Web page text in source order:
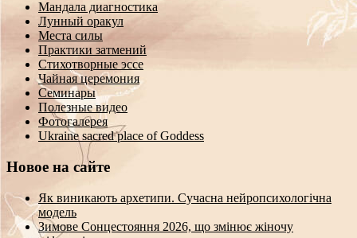
Мандала диагностика
Лунный оракул
Места силы
Практики затмений
Стихотворные эссе
Чайная церемония
Семинары
Полезные видео
Фотогалерея
Ukraine sacred place of Goddess
Новое на сайте
Як виникають архетипи. Сучасна нейропсихологічна
модель
Зимове Сонцестояння 2026, що змінює жіночу